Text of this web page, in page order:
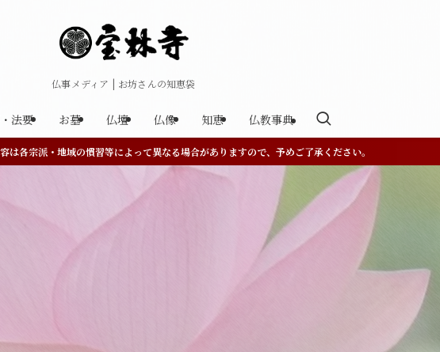
仏事メディア | お坊さんの知恵袋
法要 お墓 仏壇 仏像 知恵 仏教事典
は各宗派・地域の慣習等によって異なる場合がありますので、予めご了承ください。